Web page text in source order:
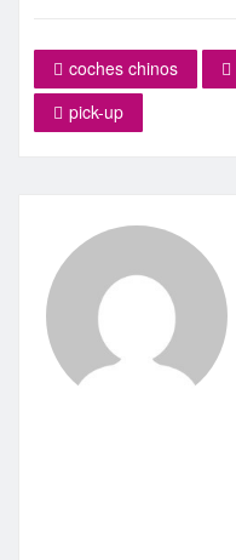
coches chinos
pick-up